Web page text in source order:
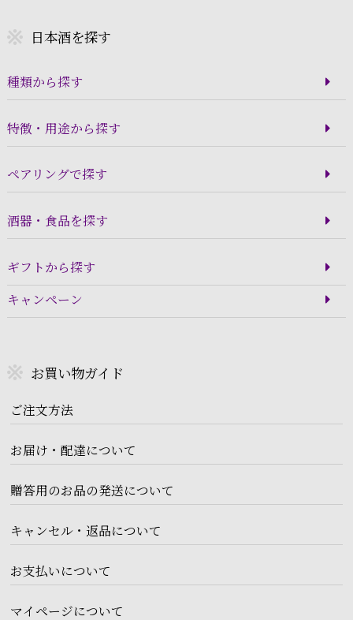
日本酒を探す
種類から探す
特徴・用途から探す
ペアリングで探す
酒器・食品を探す
ギフトから探す
キャンペーン
お買い物ガイド
ご注文方法
お届け・配達について
贈答用のお品の発送について
キャンセル・返品について
お支払いについて
マイページについて